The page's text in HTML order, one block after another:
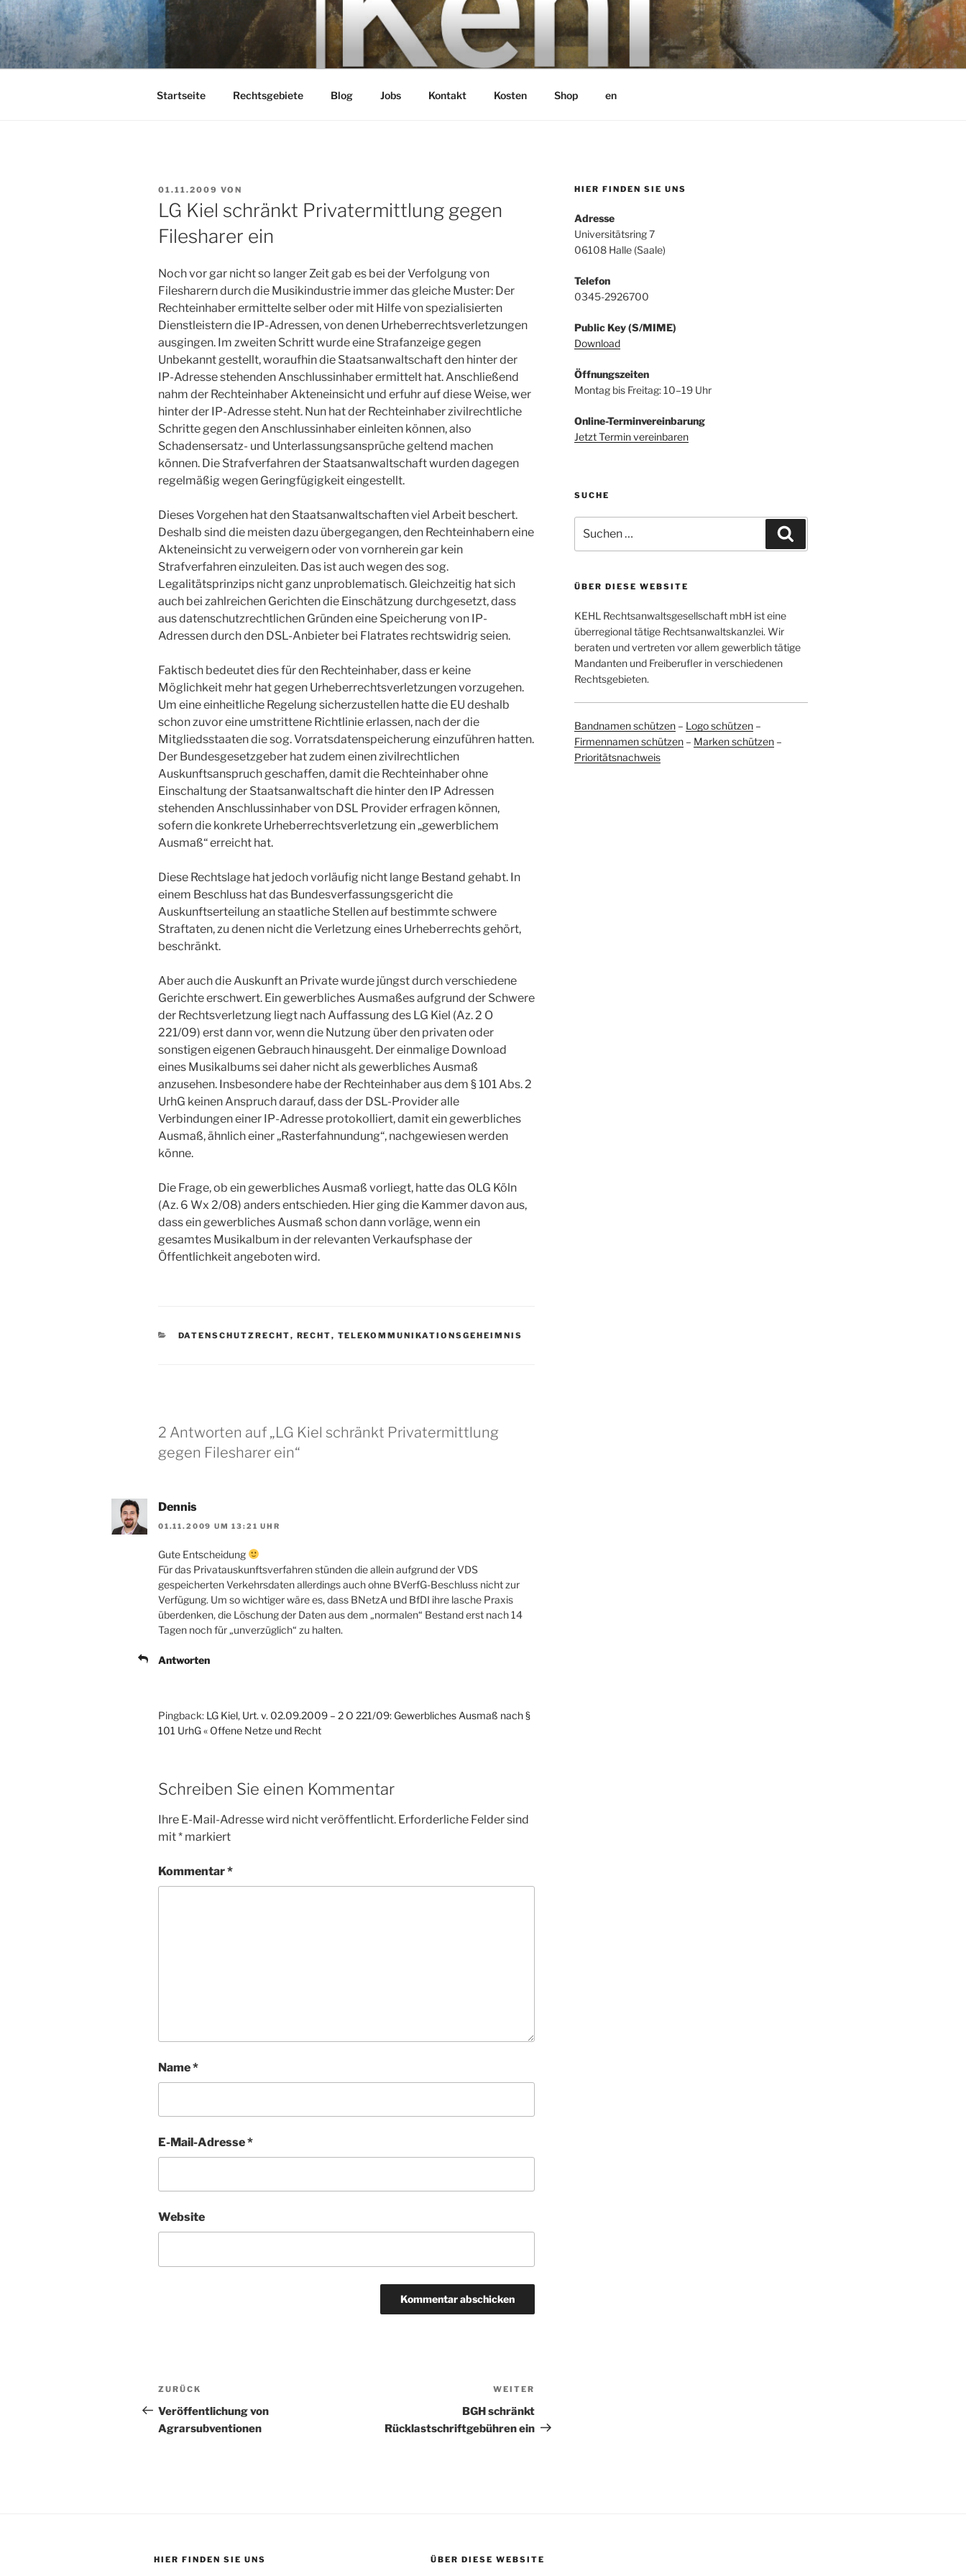
Zum
Inhalt
springen
KEHL
Rechtsanwaltsgesellschaft mbH
Startseite Rechtsgebiete Blog Jobs Kontakt Kosten Shop en
VERÖFFENTLICHT
AM
01.11.2009 VON
LG Kiel schränkt Privatermittlung gegen
Filesharer ein
Noch vor gar nicht so langer Zeit gab es bei der Verfolgung von
Filesharern durch die Musikindustrie immer das gleiche Muster: Der
Rechteinhaber ermittelte selber oder mit Hilfe von spezialisierten
Dienstleistern die IP-Adressen, von denen Urheberrechtsverletzungen
ausgingen. Im zweiten Schritt wurde eine Strafanzeige gegen
Unbekannt gestellt, woraufhin die Staatsanwaltschaft den hinter der
IP-Adresse stehenden Anschlussinhaber ermittelt hat. Anschließend
nahm der Rechteinhaber Akteneinsicht und erfuhr auf diese Weise, wer
hinter der IP-Adresse steht. Nun hat der Rechteinhaber zivilrechtliche
Schritte gegen den Anschlussinhaber einleiten können, also
Schadensersatz- und Unterlassungsansprüche geltend machen
können. Die Strafverfahren der Staatsanwaltschaft wurden dagegen
regelmäßig wegen Geringfügigkeit eingestellt.
Dieses Vorgehen hat den Staatsanwaltschaften viel Arbeit beschert.
Deshalb sind die meisten dazu übergegangen, den Rechteinhabern eine
Akteneinsicht zu verweigern oder von vornherein gar kein
Strafverfahren einzuleiten. Das ist auch wegen des sog.
Legalitätsprinzips nicht ganz unproblematisch. Gleichzeitig hat sich
auch bei zahlreichen Gerichten die Einschätzung durchgesetzt, dass
aus datenschutzrechtlichen Gründen eine Speicherung von IP-
Adressen durch den DSL-Anbieter bei Flatrates rechtswidrig seien.
Faktisch bedeutet dies für den Rechteinhaber, dass er keine
Möglichkeit mehr hat gegen Urheberrechtsverletzungen vorzugehen.
Um eine einheitliche Regelung sicherzustellen hatte die EU deshalb
schon zuvor eine umstrittene Richtlinie erlassen, nach der die
Mitgliedsstaaten die sog. Vorratsdatenspeicherung einzuführen hatten.
Der Bundesgesetzgeber hat zudem einen zivilrechtlichen
Auskunftsanspruch geschaffen, damit die Rechteinhaber ohne
Einschaltung der Staatsanwaltschaft die hinter den IP Adressen
stehenden Anschlussinhaber von DSL Provider erfragen können,
sofern die konkrete Urheberrechtsverletzung ein „gewerblichem
Ausmaß“ erreicht hat.
Diese Rechtslage hat jedoch vorläufig nicht lange Bestand gehabt. In
einem Beschluss hat das Bundesverfassungsgericht die
Auskunftserteilung an staatliche Stellen auf bestimmte schwere
Straftaten, zu denen nicht die Verletzung eines Urheberrechts gehört,
beschränkt.
Aber auch die Auskunft an Private wurde jüngst durch verschiedene
Gerichte erschwert. Ein gewerbliches Ausmaßes aufgrund der Schwere
der Rechtsverletzung liegt nach Auffassung des LG Kiel (Az. 2 O
221/09) erst dann vor, wenn die Nutzung über den privaten oder
sonstigen eigenen Gebrauch hinausgeht. Der einmalige Download
eines Musikalbums sei daher nicht als gewerbliches Ausmaß
anzusehen. Insbesondere habe der Rechteinhaber aus dem § 101 Abs. 2
UrhG keinen Anspruch darauf, dass der DSL-Provider alle
Verbindungen einer IP-Adresse protokolliert, damit ein gewerbliches
Ausmaß, ähnlich einer „Rasterfahnundung“, nachgewiesen werden
könne.
Die Frage, ob ein gewerbliches Ausmaß vorliegt, hatte das OLG Köln
(Az. 6 Wx 2/08) anders entschieden. Hier ging die Kammer davon aus,
dass ein gewerbliches Ausmaß schon dann vorläge, wenn ein
gesamtes Musikalbum in der relevanten Verkaufsphase der
Öffentlichkeit angeboten wird.
KATEGORIEN
DATENSCHUTZRECHT, RECHT, TELEKOMMUNIKATIONSGEHEIMNIS
2 Antworten auf „LG Kiel schränkt Privatermittlung
gegen Filesharer ein“
Dennis
01.11.2009 UM 13:21 UHR
Gute Entscheidung
Für das Privatauskunftsverfahren stünden die allein aufgrund der VDS
gespeicherten Verkehrsdaten allerdings auch ohne BVerfG-Beschluss nicht zur
Verfügung. Um so wichtiger wäre es, dass BNetzA und BfDI ihre lasche Praxis
überdenken, die Löschung der Daten aus dem „normalen“ Bestand erst nach 14
Tagen noch für „unverzüglich“ zu halten.
Antworten
Pingback: LG Kiel, Urt. v. 02.09.2009 – 2 O 221/09: Gewerbliches Ausmaß nach §
101 UrhG « Offene Netze und Recht
Schreiben Sie einen Kommentar
Ihre E-Mail-Adresse wird nicht veröffentlicht. Erforderliche Felder sind
mit* markiert
Kommentar*
Name*
E-Mail-Adresse*
Website
Beitragsnavigation
Vorheriger
Beitrag
ZURÜCK
Veröffentlichung von
Agrarsubventionen
Beitrag
WEITER
BGH schränkt
Rücklastschriftgebühren ein
HIER FINDEN SIE UNS
Adresse
Universitätsring 7
06108 Halle (Saale)
Telefon
0345-2926700
Public Key (S/MIME)
Download
Öffnungszeiten
Montag bis Freitag: 10–19 Uhr
Online-Terminvereinbarung
Jetzt Termin vereinbaren
SUCHE
nach:
ÜBER DIESE WEBSITE
KEHL Rechtsanwaltsgesellschaft mbH ist eine
überregional tätige Rechtsanwaltskanzlei. Wir
beraten und vertreten vor allem gewerblich tätige
Mandanten und Freiberufler in verschiedenen
Rechtsgebieten.
Bandnamen schützen– Logo schützen–
Firmennamen schützen– Marken schützen–
Prioritätsnachweis
HIER FINDEN SIE UNS ÜBER DIESE WEBSITE